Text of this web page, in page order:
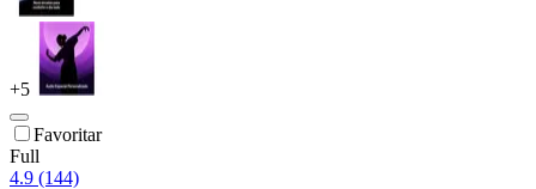
+5
Favoritar
Full
4.9 (144)